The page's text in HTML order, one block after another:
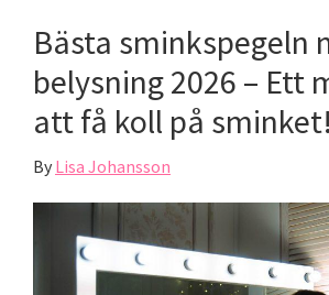
Bästa sminkspegeln
belysning 2026 – Ett
att få koll på sminket!
By Lisa Johansson